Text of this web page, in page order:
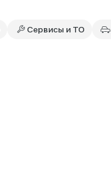
Сервисы и ТО